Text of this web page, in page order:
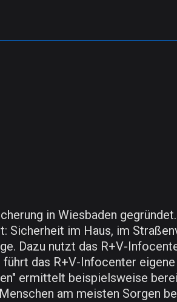
in Wiesbaden
im Haus, im
Dazu nutzt das R+V-
das R+V-Infocenter eigene
ermittelt beispielsweise
am meisten Sorgen